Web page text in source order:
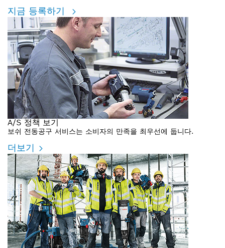
지금 등록하기
A/S 정책 보기
보쉬 전동공구 서비스는 소비자의 만족을 최우선에 둡니다.
더보기